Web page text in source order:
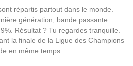
répartis partout dans le monde.
génération, bande passante
Résultat ? Tu regardes tranquille,
la finale de la Ligue des Champions
en même temps.